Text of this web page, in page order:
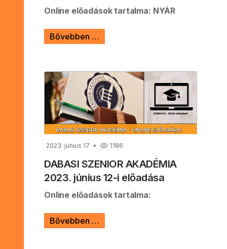
Online előadások tartalma: NYÁR
Bővebben …
2023. június 17 1186
DABASI SZENIOR AKADÉMIA
2023. június 12-i előadása
Online előadások tartalma:
Bővebben …